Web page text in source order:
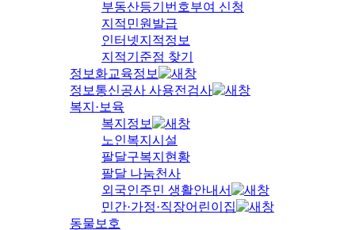
부동산등기번호부여 신청
지적민원발급
인터넷지적정보
지적기준점 찾기
정보화교육정보
정보통신공사 사용전검사
복지·보육
복지정보
노인복지시설
팔달구복지현황
팔달 나눔천사
외국인주민 생활안내서
민간·가정·직장어린이집
동물보호